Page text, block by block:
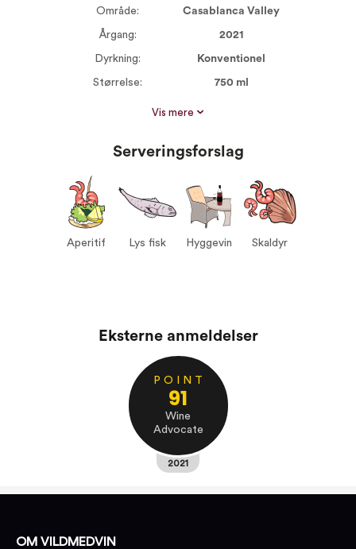
Område: Casablanca Valley
Årgang: 2021
Dyrkning: Konventionel
Størrelse: 750 ml
Druer:
Sauvignon Blanc
Serveres ved:
8-10°C
Vin til:
Aperitif
Lys fisk
Skaldyr
Vis mere
Serveringsforslag
Aperitif Lys fisk Hyggevin Skaldyr
Eksterne anmeldelser
P O I N T
91
Wine
Advocate
2021
OM VILDMEDVIN